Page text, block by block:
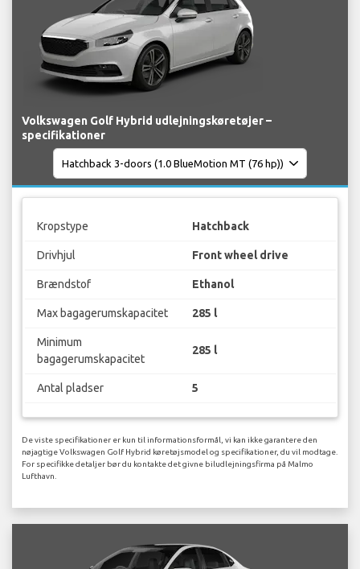
Volkswagen Golf Hybrid udlejningskøretøjer –
specifikationer
Kropstype Hatchback
Drivhjul Front wheel drive
Brændstof Ethanol
Max bagagerumskapacitet 285 l
Minimum
bagagerumskapacitet
285 l
Antal pladser 5
De viste specifikationer er kun til informationsformål, vi kan ikke garantere den
nøjagtige Volkswagen Golf Hybrid køretøjsmodel og specifikationer, du vil modtage.
For specifikke detaljer bør du kontakte det givne biludlejningsfirma på Malmo
Lufthavn.